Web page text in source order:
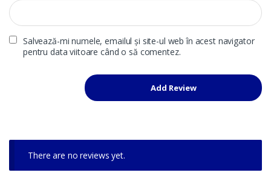
Salvează-mi numele, emailul și site-ul web în acest navigator
pentru data viitoare când o să comentez.
There are no reviews yet.